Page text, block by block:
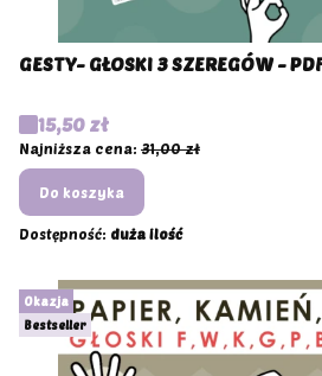
GESTY- GŁOSKI 3 SZEREGÓW -
Cena promocyjna
15,50 zł
Najniższa cena: 31,00 zł
Do koszyka
Dostępność: duża ilość
Okazja
Bestseller